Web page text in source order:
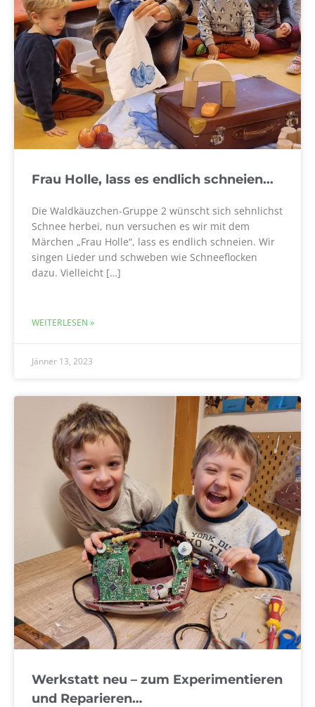
Frau Holle, lass es endlich schneien...
Die Waldkäuzchen-Gruppe 2 wünscht sich sehnlichst
Schnee herbei, nun versuchen es wir mit dem
Märchen „Frau Holle“, lass es endlich schneien. Wir
singen Lieder und schweben wie Schneeflocken
dazu. Vielleicht […]
WEITERLESEN »
Jänner 13, 2023
Werkstatt neu – zum Experimentieren
und Reparieren…